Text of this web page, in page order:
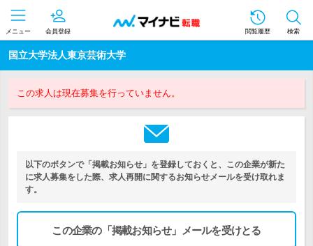
メニュー 会員登録 閲覧履歴 検索
国立大学法人東京芸術大学
この求人は現在募集を行っていません。
以下のボタンで「掲載お知らせ」を登録しておくと、この企業が新た
に求人募集をした際、求人再開に関するお知らせメールを受け取れま
す。
この企業の「掲載お知らせ」メールを受けとる